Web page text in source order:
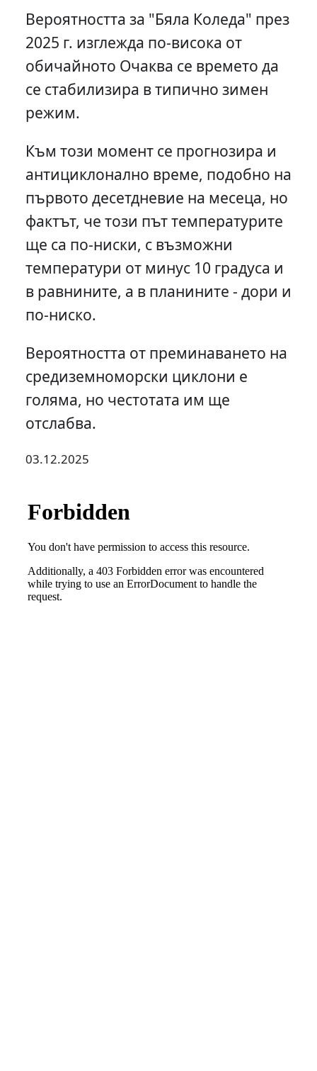
Вероятността за "Бяла Коледа" през
2025 г. изглежда по-висока от
обичайното Очаква се времето да
се стабилизира в типично зимен
режим.
Към този момент се прогнозира и
антициклонално време, подобно на
първото десетдневие на месеца, но
фактът, че този път температурите
ще са по-ниски, с възможни
температури от минус 10 градуса и
в равнините, а в планините - дори и
по-ниско.
Вероятността от преминаването на
средиземноморски циклони е
голяма, но честотата им ще
отслабва.
03.12.2025